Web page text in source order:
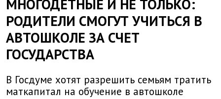
МНОГОДЕТНЫЕ И НЕ ТОЛЬКО:
РОДИТЕЛИ СМОГУТ УЧИТЬСЯ В
АВТОШКОЛЕ ЗА СЧЕТ
ГОСУДАРСТВА
В Госдуме хотят разрешить семьям тратить
маткапитал на обучение в автошколе